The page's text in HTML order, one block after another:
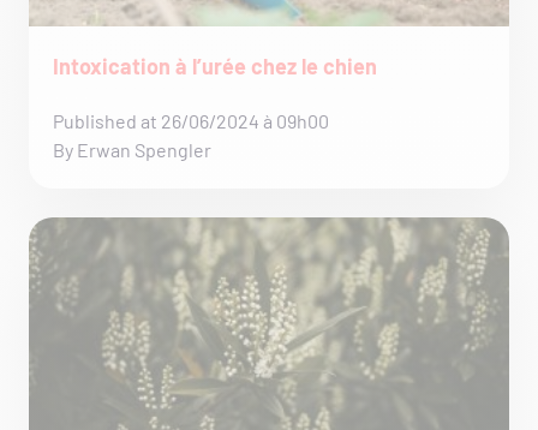
Intoxication à l’urée chez le chien
Published at 26/06/2024 à 09h00
By Erwan Spengler